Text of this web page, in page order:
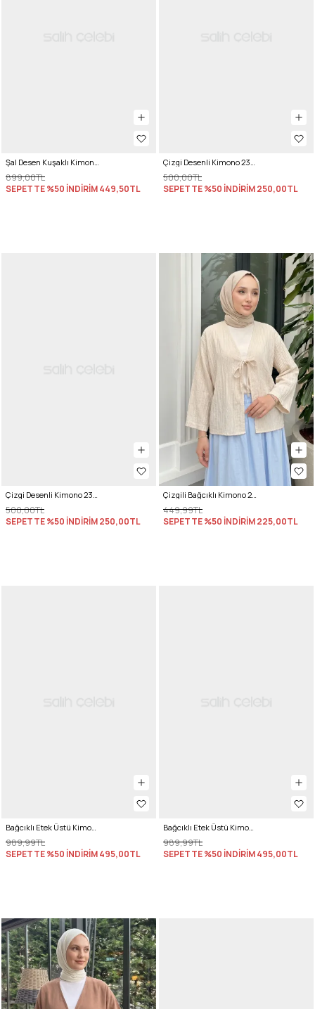
Şal Desen Kuşaklı Kimono 2375 - BORDO
899,00TL
SEPETTE %50 İNDİRİM449,50TL
Çizgi Desenli Kimono 2359 - LACİVERT
500,00TL
SEPETTE %50 İNDİRİM250,00TL
Çizgi Desenli Kimono 2359 - BORDO
500,00TL
SEPETTE %50 İNDİRİM250,00TL
Çizgili Bağcıklı Kimono 2358 - KREM
449,99TL
SEPETTE %50 İNDİRİM225,00TL
Bağcıklı Etek Üstü Kimono Y0126 - KAHVE
989,99TL
SEPETTE %50 İNDİRİM495,00TL
Bağcıklı Etek Üstü Kimono Y0126 - KREM
989,99TL
SEPETTE %50 İNDİRİM495,00TL